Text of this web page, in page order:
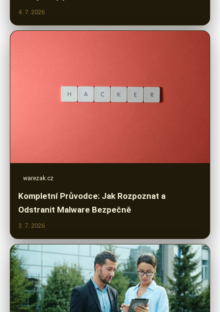
4. 7. 2026
warezak.cz
Kompletní Průvodce: Jak Rozpoznat a
Odstranit Malware Bezpečně
3. 7. 2026